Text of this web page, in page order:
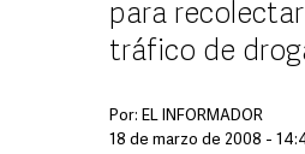
para
tráfico de
Por: EL INFORMADOR
18 de marzo de 2008 -